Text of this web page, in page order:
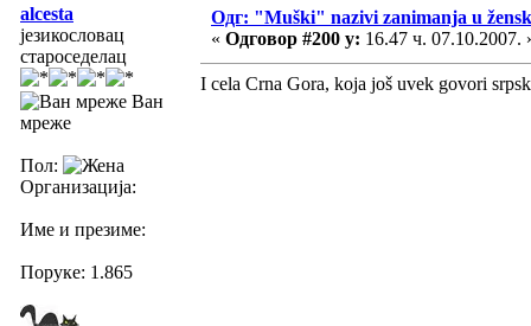
alcesta
језикословац
староседелац
Ван
мреже
Пол:
Организација:
Име и презиме:
Поруке: 1.865
Одг: "Muški" nazivi zanimanja u
« Одговор #200 у: 16.47 ч. 07.10.2007.
I cela Crna Gora, koja još uvek govori